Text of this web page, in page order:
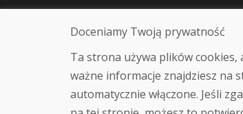
Doceniamy Twoją prywatność
Ta strona używa plików cookies,
ważne informacje znajdziesz na
automatycznie włączone. Jeśli